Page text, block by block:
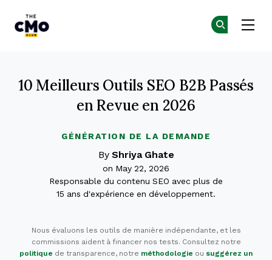
GÉNÉRATION DE LA DEMANDE
10 Meilleurs Outils SEO B2B Passés
en Revue en 2026
By Shriya Ghate
on May 22, 2026
Responsable du contenu SEO avec plus de
15 ans d'expérience en développement.
Nous évaluons les outils de manière indépendante, et les
commissions aident à financer nos tests. Consultez notre
politique de transparence, notre méthodologie ou suggérez un